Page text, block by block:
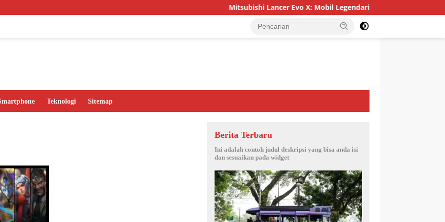
Mitsubishi Lancer Evo X: Mobil Legendaris yang Menggoda
Teknologi Sitemap
Berita Terbaru
Ini adalah contoh judul deskripsi yang bisa anda isi
dan sesuaikan pada widget